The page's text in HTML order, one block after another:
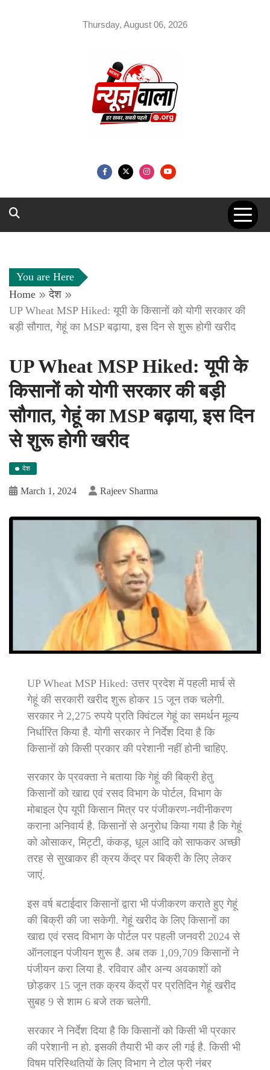
Thursday, August 06, 2026
You are Here
Home
देश
UP Wheat MSP Hiked: यूपी के किसानों को योगी सरकार की
बड़ी सौगात, गेहूं का MSP बढ़ाया, इस दिन से शुरू होगी खरीद
UP Wheat MSP Hiked: यूपी के
किसानों को योगी सरकार की बड़ी
सौगात, गेहूं का MSP बढ़ाया, इस दिन
से शुरू होगी खरीद
देश
March 1, 2024 Rajeev Sharma
UP Wheat MSP Hiked: उत्तर प्रदेश में पहली मार्च से
गेहूं की सरकारी खरीद शुरू होकर 15 जून तक चलेगी.
सरकार ने 2,275 रुपये प्रति क्विंटल गेहूं का समर्थन मूल्य
निर्धारित किया है. योगी सरकार ने निर्देश दिया है कि
किसानों को किसी प्रकार की परेशानी नहीं होनी चाहिए.
सरकार के प्रवक्ता ने बताया कि गेहूं की बिक्री हेतु
किसानों को खाद्य एवं रसद विभाग के पोर्टल, विभाग के
मोबाइल ऐप यूपी किसान मित्र पर पंजीकरण-नवीनीकरण
कराना अनिवार्य है. किसानों से अनुरोध किया गया है कि गेहूं
को ओसाकर, मिट्टी, कंकड़, धूल आदि को साफकर अच्छी
तरह से सुखाकर ही क्रय केंद्र पर बिक्री के लिए लेकर
जाएं.
इस वर्ष बटाईदार किसानों द्वारा भी पंजीकरण कराते हुए गेहूं
की बिक्री की जा सकेगी. गेहूं खरीद के लिए किसानों का
खाद्य एवं रसद विभाग के पोर्टल पर पहली जनवरी 2024 से
ऑनलाइन पंजीयन शुरू है. अब तक 1,09,709 किसानों ने
पंजीयन करा लिया है. रविवार और अन्य अवकाशों को
छोड़कर 15 जून तक क्रय केंद्रों पर प्रतिदिन गेहूं खरीद
सुबह 9 से शाम 6 बजे तक चलेगी.
सरकार ने निर्देश दिया है कि किसानों को किसी भी प्रकार
की परेशानी न हो. इसकी तैयारी भी कर ली गई है. किसी भी
विषम परिस्थितियों के लिए विभाग ने टोल फ्री नंबर